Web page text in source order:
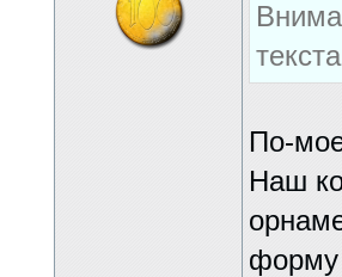
По-
Наш
форму